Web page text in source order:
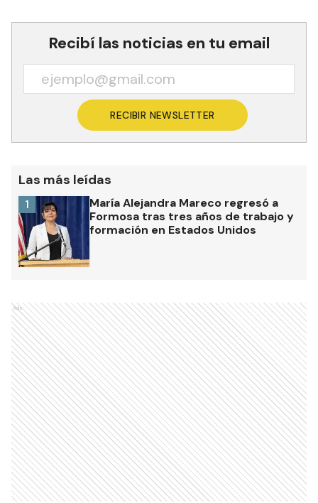
Recibí las noticias en tu email
RECIBIR NEWSLETTER
Las más leídas
María Alejandra Mareco regresó a
Formosa tras tres años de trabajo y
formación en Estados Unidos
1
Ads